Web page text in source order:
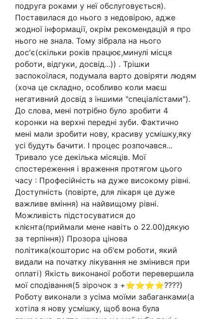
подруга роками у неї обслуговується).
Поставилася до нього з недовірою, адже
жодної інформації, окрім рекомендацій я про
нього не знала. Тому зібрала на нього
дос'є(скільки років працює,минулі місця
роботи, відгуки, досвід...)) . Трішки
заспокоїлася, подумала варто довіряти людям
(хоча це складно, особливо коли маєш
негативний досвід з іншими "спеціалістами").
До слова, мені потрібно було зробити 4
коронки на верхні передні зуби. Фактично
мені мали зробити нову, красиву усмішку,яку
усі будуть бачити. І процес розпочався...
Тривало усе декілька місяців. Мої
спостереження і враження протягом цього
часу : Професійність на дуже високому рівні.
Доступність (повірте, для лікаря це дуже
важливе вміння) на найвищому рівні.
Можливість підстосуватися до
клієнта(приймали мене навіть о 22.00)дякую
за терпіння)) Прозора цінова
політика(кошторис на об'єм роботи, який
видали на початку лікування не змінився при
оплаті) Якість виконаної роботи перевершила
мої сподівання(5 зірочок з +⭐⭐⭐⭐????)
Роботу виконали з усіма моїми забаганками(а
хотіла я нову усмішку, щоб вона була